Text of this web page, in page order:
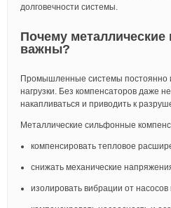
долговечности системы.
Почему
важны?
Промышленные системы постоянно
нагрузки. Без компенсаторов даже
накапливаться и приводить к
Металлические сильфонные
компенсировать тепловое
снижать механические
изолировать вибрации от